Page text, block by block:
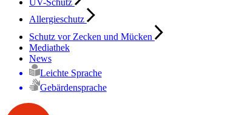
UV-Schutz
Allergieschutz
Schutz vor Zecken und Mücken
Mediathek
News
Leichte Sprache
Gebärdensprache